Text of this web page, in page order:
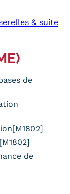
& suite
de
de